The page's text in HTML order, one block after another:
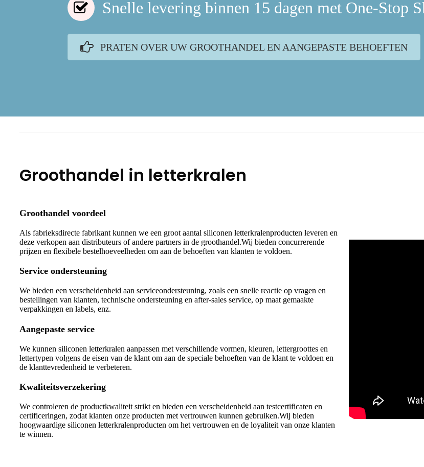
Snelle levering binnen 15 dagen met One-Stop
PRATEN OVER UW GROOTHANDEL EN AANGEPASTE BEHOEFTEN
Groothandel in letterkralen
Groothandel voordeel
Als fabrieksdirecte fabrikant kunnen we een groot aantal siliconen letterkralenproducten leveren en
deze verkopen aan distributeurs of andere partners in de groothandel.Wij bieden concurrerende
prijzen en flexibele bestelhoeveelheden om aan de behoeften van klanten te voldoen.
Service ondersteuning
We bieden een verscheidenheid aan serviceondersteuning, zoals een snelle reactie op vragen en
bestellingen van klanten, technische ondersteuning en after-sales service, op maat gemaakte
verpakkingen en labels, enz.
Aangepaste service
We kunnen siliconen letterkralen aanpassen met verschillende vormen, kleuren, lettergroottes en
lettertypen volgens de eisen van de klant om aan de speciale behoeften van de klant te voldoen en
de klanttevredenheid te verbeteren.
Kwaliteitsverzekering
We controleren de productkwaliteit strikt en bieden een verscheidenheid aan testcertificaten en
certificeringen, zodat klanten onze producten met vertrouwen kunnen gebruiken.Wij bieden
hoogwaardige siliconen letterkralenproducten om het vertrouwen en de loyaliteit van onze klanten
te winnen.